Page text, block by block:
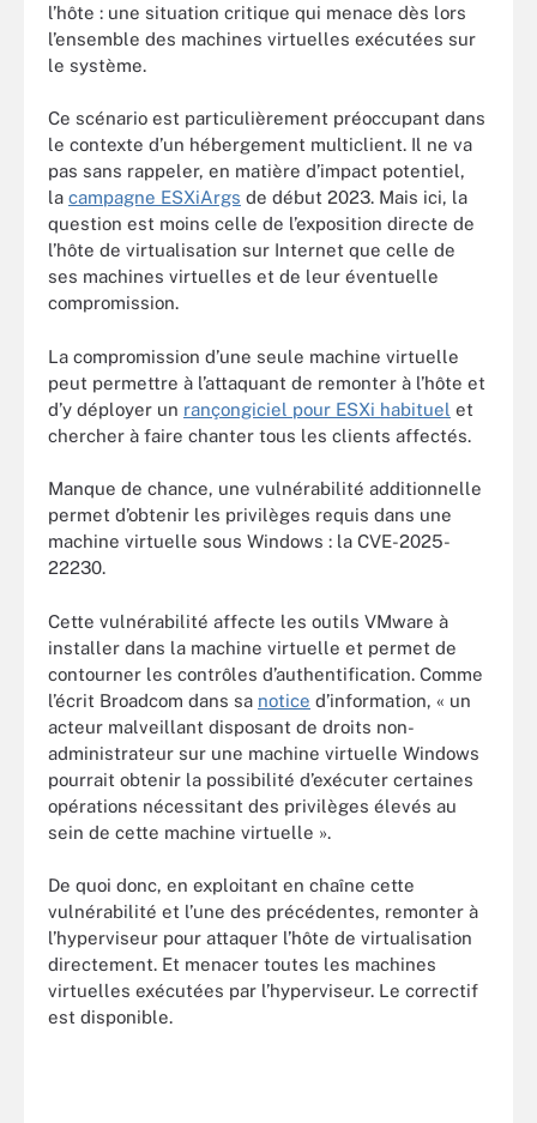
l’hôte : une situation critique qui menace dès lors
l’ensemble des machines virtuelles exécutées sur
le système.
Ce scénario est particulièrement préoccupant dans
le contexte d’un hébergement multiclient. Il ne va
pas sans rappeler, en matière d’impact potentiel,
la campagne ESXiArgs de début 2023. Mais ici, la
question est moins celle de l’exposition directe de
l’hôte de virtualisation sur Internet que celle de
ses machines virtuelles et de leur éventuelle
compromission.
La compromission d’une seule machine virtuelle
peut permettre à l’attaquant de remonter à l’hôte et
d’y déployer un rançongiciel pour ESXi habituel et
chercher à faire chanter tous les clients affectés.
Manque de chance, une vulnérabilité additionnelle
permet d’obtenir les privilèges requis dans une
machine virtuelle sous Windows : la CVE-2025-
22230.
Cette vulnérabilité affecte les outils VMware à
installer dans la machine virtuelle et permet de
contourner les contrôles d’authentification. Comme
l’écrit Broadcom dans sa notice d’information, « un
acteur malveillant disposant de droits non-
administrateur sur une machine virtuelle Windows
pourrait obtenir la possibilité d’exécuter certaines
opérations nécessitant des privilèges élevés au
sein de cette machine virtuelle ».
De quoi donc, en exploitant en chaîne cette
vulnérabilité et l’une des précédentes, remonter à
l’hyperviseur pour attaquer l’hôte de virtualisation
directement. Et menacer toutes les machines
virtuelles exécutées par l’hyperviseur. Le correctif
est disponible.